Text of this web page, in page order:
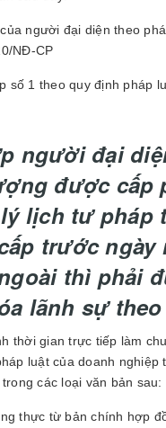
người đại diện theo
NĐ-CP
số 1 theo quy định pháp
người đại
được cấp
lịch tư pháp
trước ngày
thì phải
lãnh sự
thời gian trực tiếp làm
luật của doanh
các loại văn bản sau:
thực từ bản chính hợp